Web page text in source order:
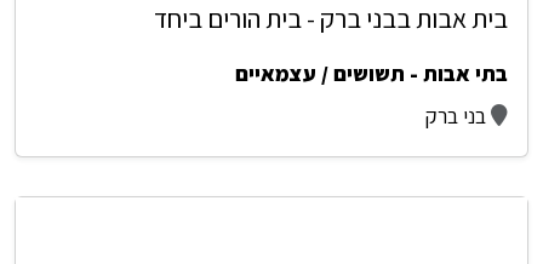
בית אבות בבני ברק - בית הורים ביחד
בתי אבות - תשושים / עצמאיים
בני ברק